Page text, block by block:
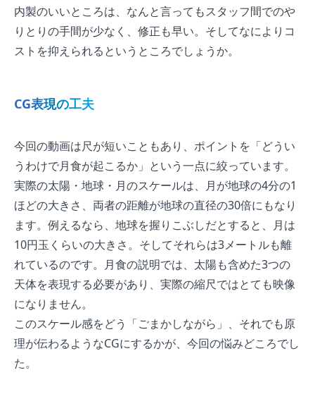
内製のいいところは、なんと言ってもスタッフ間でのや
りとりの手間が少なく、修正も早い。そしてなによりコ
ストを抑えられるというところでしょうか。
CG表現の工夫
今回の動画は尺が短いこともあり、ポイントを「どうい
うわけで月食が起こるか」という一点に絞っています。
実際の太陽・地球・月のスケールは、月が地球の4分の1
ほどの大きさ、両者の距離が地球の直径の30倍にもなり
ます。例えるなら、地球を握りこぶしだとすると、月は
10円玉くらいの大きさ。そしてそれらは3メートルも離
れているのです。月食の説明では、太陽も含めた3つの
天体を表現する必要があり、実際の縮尺ではとても映像
になりません。
このスケール感をどう「ごまかしながら」、それでも原
理が伝わるようなCGにするかが、今回の悩みどころでし
た。